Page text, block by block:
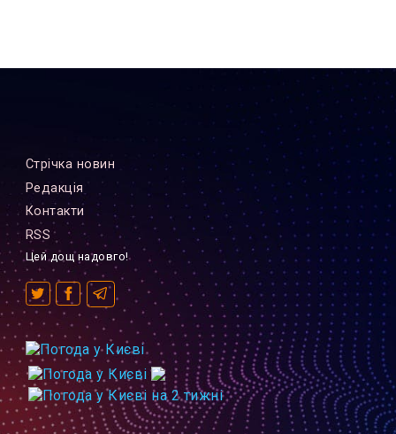
Стрiчка новин
Редакцiя
Контакти
RSS
Цей дощ надовго!